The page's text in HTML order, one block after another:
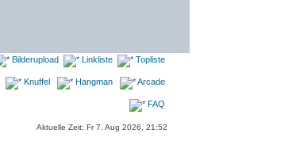
Bilderupload Linkliste Topliste
Knuffel Hangman Arcade
FAQ
Aktuelle Zeit: Fr 7. Aug 2026, 21:52